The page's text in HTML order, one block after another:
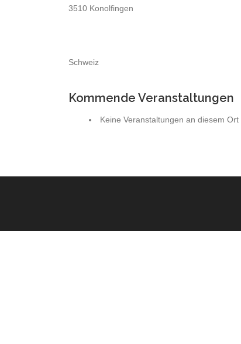
3510 Konolfingen
Schweiz
Kommende Veranstaltungen
Keine Veranstaltungen an diesem Ort